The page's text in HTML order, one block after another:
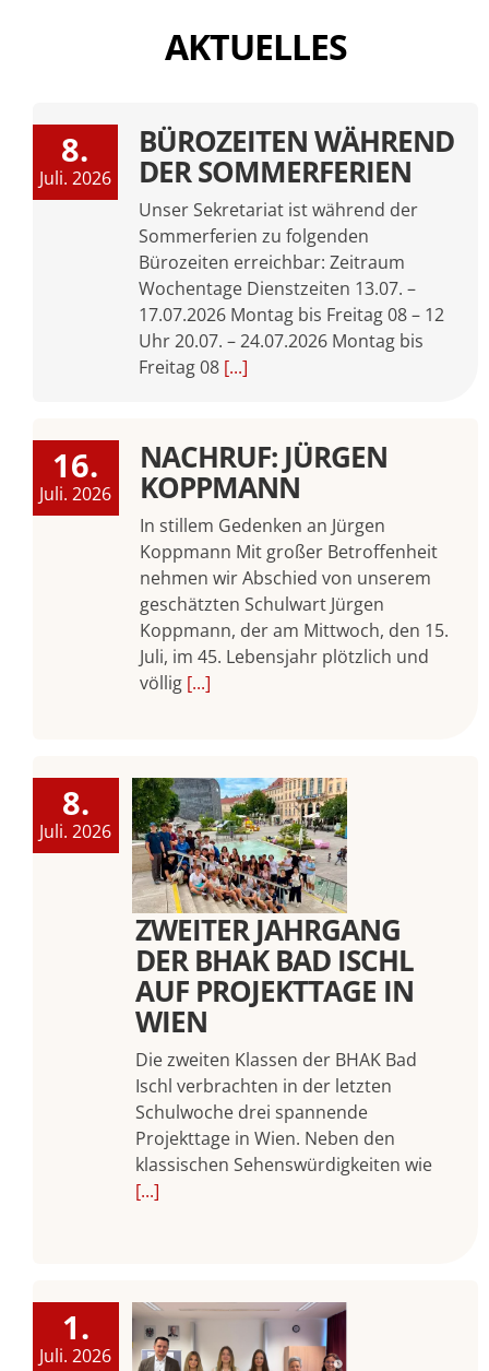
AKTUELLES
8.
Juli. 2026
BÜROZEITEN WÄHREND
DER SOMMERFERIEN
Unser Sekretariat ist während der
Sommerferien zu folgenden
Bürozeiten erreichbar: Zeitraum
Wochentage Dienstzeiten 13.07. –
17.07.2026 Montag bis Freitag 08 – 12
Uhr 20.07. – 24.07.2026 Montag bis
Freitag 08[...]
16.
Juli. 2026
NACHRUF: JÜRGEN
KOPPMANN
In stillem Gedenken an Jürgen
Koppmann Mit großer Betroffenheit
nehmen wir Abschied von unserem
geschätzten Schulwart Jürgen
Koppmann, der am Mittwoch, den 15.
Juli, im 45. Lebensjahr plötzlich und
völlig [...]
8.
Juli. 2026
ZWEITER JAHRGANG
DER BHAK BAD ISCHL
AUF PROJEKTTAGE IN
WIEN
Die zweiten Klassen der BHAK Bad
Ischl verbrachten in der letzten
Schulwoche drei spannende
Projekttage in Wien. Neben den
klassischen Sehenswürdigkeiten wie
[...]
1.
Juli. 2026